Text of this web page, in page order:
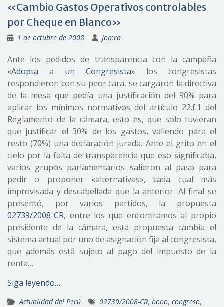
«Cambio Gastos Operativos controlables
por Cheque en Blanco»
1 de octubre de 2008 Jomra
Ante los pedidos de transparencia con la campaña
«Adopta a un Congresista» los congresistas
respondieron con su peor cara, se cargaron la directiva
de la mesa que pedía una justificación del 90% para
aplicar los mínimos normativos del artículo 22.f.1 del
Reglamento de la cámara, esto es, que solo tuvieran
que justificar el 30% de los gastos, valiendo para el
resto (70%) una declaración jurada. Ante el grito en el
cielo por la falta de transparencia que eso significaba,
varios grupos parlamentarios salieron al paso para
pedir o proponer «alternativas», cada cual más
improvisada y descabellada que la anterior. Al final se
presentó, por varios partidos, la propuesta
02739/2008-CR, entre los que encontramos al propio
presidente de la cámara, esta propuesta cambia el
sistema actual por uno de asignación fija al congresista,
que además está sujeto al pago del impuesto de la
renta…
Siga leyendo…
Actualidad del Perú 02739/2008-CR, bono, congreso,